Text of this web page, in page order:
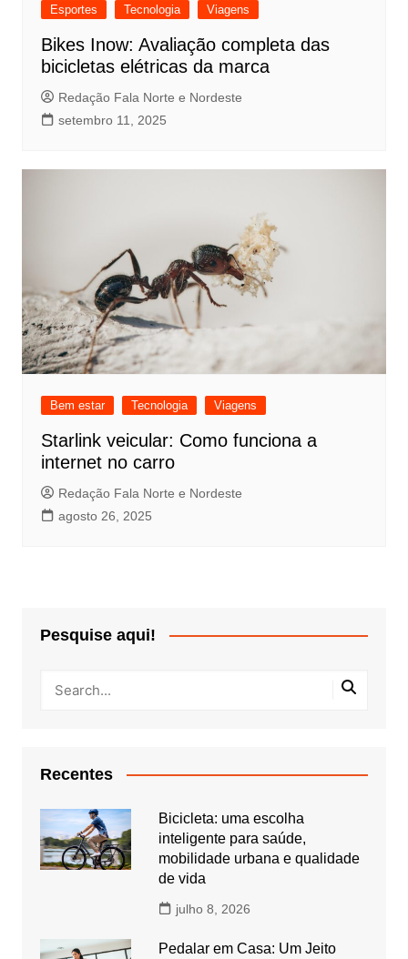
Esportes Tecnologia Viagens
Bikes Inow: Avaliação completa das
bicicletas elétricas da marca
Redação Fala Norte e Nordeste
setembro 11, 2025
Bem estar Tecnologia Viagens
Starlink veicular: Como funciona a
internet no carro
Redação Fala Norte e Nordeste
agosto 26, 2025
Pesquise aqui!
Recentes
Bicicleta: uma escolha
inteligente para saúde,
mobilidade urbana e qualidade
de vida
julho 8, 2026
Pedalar em Casa: Um Jeito